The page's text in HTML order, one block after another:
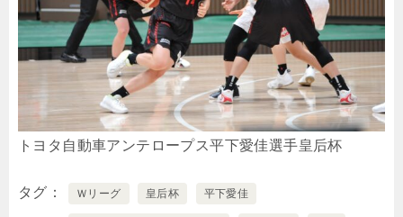
トヨタ自動車アンテロープス平下愛佳選手皇后杯
タグ Ｗリーグ 皇后杯 平下愛佳